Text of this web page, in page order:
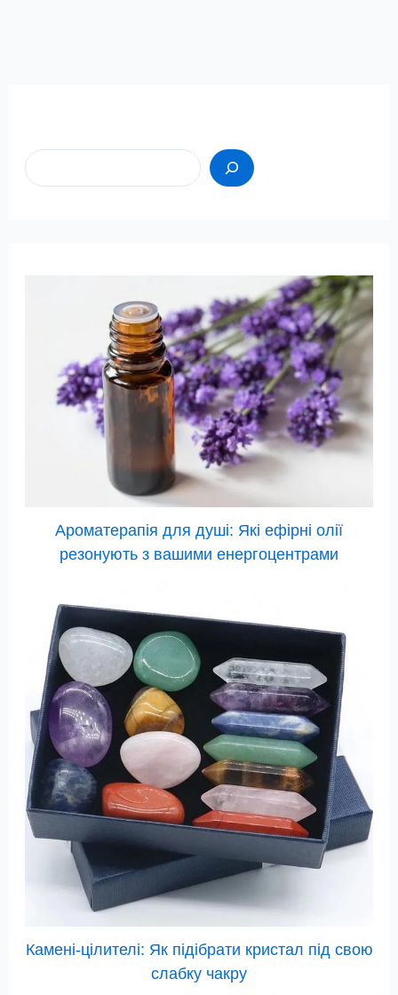
Ароматерапія для душі: Які ефірні олії
резонують з вашими енергоцентрами
Камені-цілителі: Як підібрати кристал під свою
слабку чакру